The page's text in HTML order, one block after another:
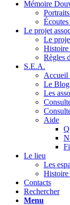
Mémoire
Le projet
Le
Histoire
Règles
S.E.A.
Accueil
Le Blog
Les
Aide
Le lieu
Les
Histoire
Contacts
Rechercher
Menu